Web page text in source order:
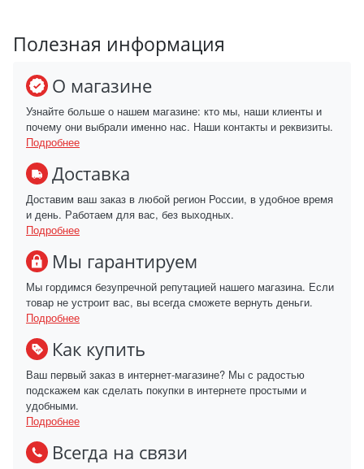
Полезная информация
О магазине
Узнайте больше о нашем магазине: кто мы, наши клиенты и
почему они выбрали именно нас. Наши контакты и реквизиты.
Подробнее
Доставка
Доставим ваш заказ в любой регион России, в удобное время
и день. Работаем для вас, без выходных.
Подробнее
Мы гарантируем
Мы гордимся безупречной репутацией нашего магазина. Если
товар не устроит вас, вы всегда сможете вернуть деньги.
Подробнее
Как купить
Ваш первый заказ в интернет-магазине? Мы с радостью
подскажем как сделать покупки в интернете простыми и
удобными.
Подробнее
Всегда на связи